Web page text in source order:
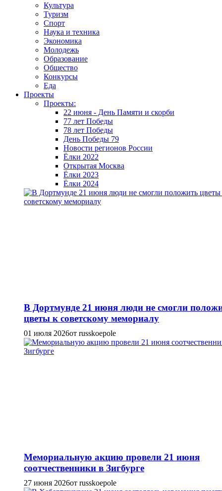
Культура
Туризм
Спорт
Наука и техника
Экономика
Молодежь
Образование
Общество
Конкурсы
Еда
Проекты
Проекты:
22 июня - День Памяти и скорби
77 лет Победы
78 лет Победы
День Победы 79
Новости регионов России
Ёлки 2022
Открытая Москва
Ёлки 2023
Ёлки 2024
В Дортмунде 21 июня люди не смогли
цветы к советскому мемориалу
01 июля 2026от russkoepole
Мемориальную акцию провели 21 июня
соотчественники в Зигбурге
27 июня 2026от russkoepole